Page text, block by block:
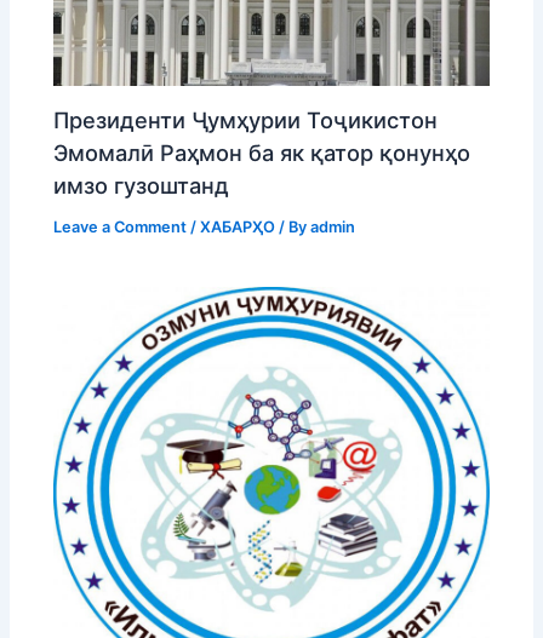
Президенти Ҷумҳурии Тоҷикистон
Эмомалӣ Раҳмон ба як қатор қонунҳо
имзо гузоштанд
Leave a Comment /ХАБАРҲО / Byadmin